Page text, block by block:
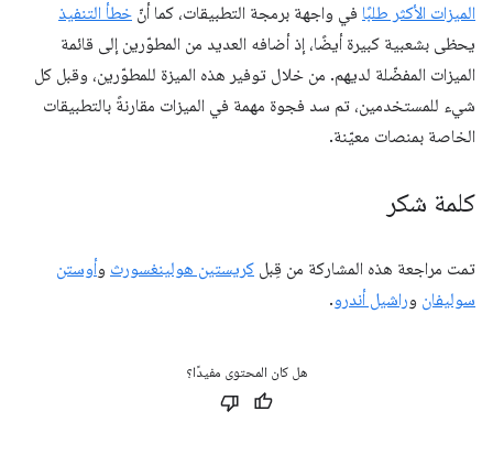
الميزات الأكثر طلبًا في واجهة برمجة التطبيقات، كما أنّ خطأ التنفيذ
يحظى بشعبية كبيرة أيضًا، إذ أضافه العديد من المطوّرين إلى قائمة
الميزات المفضّلة لديهم. من خلال توفير هذه الميزة للمطوّرين، وقبل كل
شيء للمستخدمين، تم سد فجوة مهمة في الميزات مقارنةً بالتطبيقات
الخاصة بمنصات معيّنة.
كلمة شكر
تمت مراجعة هذه المشاركة من قِبل كريستين هولينغسورث وأوستن
سوليفان وراشيل أندرو.
هل كان المحتوى مفيدًا؟